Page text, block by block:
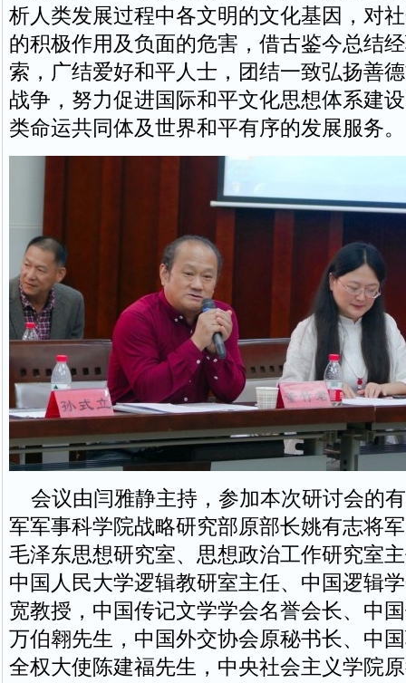
析人类发展过程中各文明的文化基因，对
的积极作用及负面的危害，借古鉴今总结
索，广结爱好和平人士，团结一致弘扬善
战争，努力促进国际和平文化思想体系建
类命运共同体及世界和平有序的发展服务。
会议由闫雅静主持，参加本次研讨会的
军军事科学院战略研究部原部长姚有志将
毛泽东思想研究室、思想政治工作研究室
中国人民大学逻辑教研室主任、中国逻辑
宽教授，中国传记文学学会名誉会长、中
万伯翱先生，中国外交协会原秘书长、中
全权大使陈建福先生，中央社会主义学院